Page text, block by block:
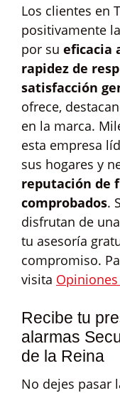
Los clientes en
positivamente
por su eficacia
rapidez de
satisfacción
ofrece,
en la marca.
esta empresa
sus hogares y
reputación de
comprobados.
disfrutan de
tu asesoría
compromiso.
visita
Recibe tu
alarmas
de la Reina
No dejes pasar